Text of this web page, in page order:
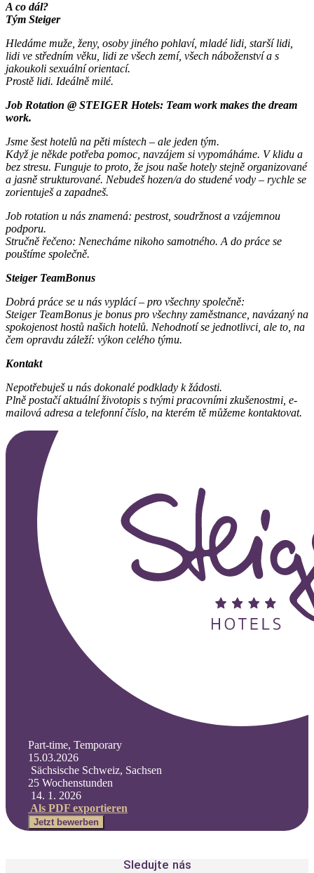
A co dál?
Tým Steiger
Hledáme muže, ženy, osoby jiného pohlaví, mladé lidi, starší lidi,
lidi ve středním věku, lidi ze všech zemí, všech náboženství a s
jakoukoli sexuální orientací.
Prostě lidi. Ideálně milé.
Job Rotation @ STEIGER Hotels: Team work makes the dream
work.
Jsme šest hotelů na pěti místech – ale jeden tým.
Když je někde potřeba pomoc, navzájem si vypomáháme. V klidu a
bez stresu. Funguje to proto, že jsou naše hotely stejně organizované
a jasně strukturované. Nebudeš hozen/a do studené vody – rychle se
zorientuješ a zapadneš.
Job rotation u nás znamená: pestrost, soudržnost a vzájemnou
podporu.
Stručně řečeno: Nenecháme nikoho samotného. A do práce se
pouštíme společně.
Steiger TeamBonus
Dobrá práce se u nás vyplácí – pro všechny společně:
Steiger TeamBonus je bonus pro všechny zaměstnance, navázaný na
spokojenost hostů našich hotelů. Nehodnotí se jednotlivci, ale to, na
čem opravdu záleží: výkon celého týmu.
Kontakt
Nepotřebuješ u nás dokonalé podklady k žádosti.
Plně postačí aktuální životopis s tvými pracovními zkušenostmi, e-
mailová adresa a telefonní číslo, na kterém tě můžeme kontaktovat.
Part-time, Temporary
15.03.2026
Sächsische Schweiz, Sachsen
25 Wochenstunden
14. 1. 2026
Als PDF exportieren
Jetzt bewerben
Sledujte nás